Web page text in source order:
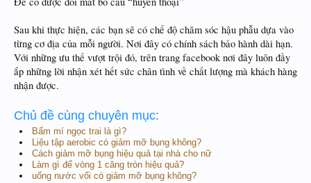
Sau khi thực hiện, các bạn sẽ có chế độ chăm sóc hậu phẫu dựa vào
từng cơ địa của mỗi người. Nơi đây có chính sách bảo hành dài hạn.
Với những ưu thế vượt trội đó, trên trang facebook nơi đây luôn đầy
ắp những lời nhận xét hết sức chân tình về chất lượng mà khách hàng
nhận được.
Chủ đề cùng chuyên mục:
Bấm mí ngọc trai là gì?
Liệu tập aerobic có giảm mỡ bụng không?
Cách giảm mỡ bụng hiệu quả tại nhà cho nữ
Làm gì để vòng 1 căng tròn hiệu quả?
uống nước vối có giảm mỡ bụng không?